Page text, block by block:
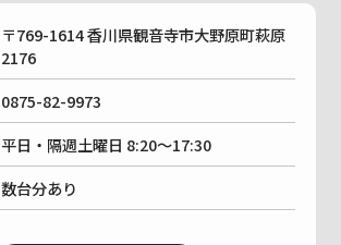
〒769-1614 香川県観音寺市大野原町萩原
2176
0875-82-9973
平日・隔週土曜日 8:20〜17:30
数台分あり